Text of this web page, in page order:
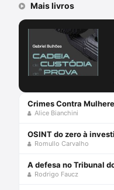
Mais livros
Alice Bianchini
Romullo Carvalho
Rodrigo Faucz